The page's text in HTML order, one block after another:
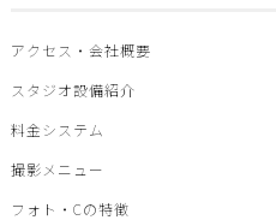
アクセス・会社概要
スタジオ設備紹介
料金システム
撮影メニュー
フォト・Cの特徴